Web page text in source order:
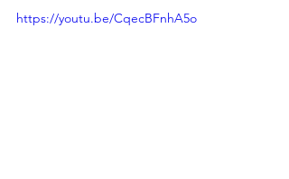
https://youtu.be/CqecBFnhA5o